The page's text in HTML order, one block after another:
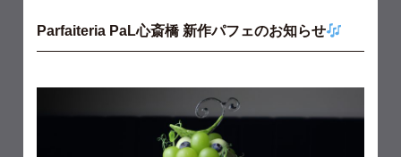
Parfaiteria PaL心斎橋 新作パフェのお知らせ